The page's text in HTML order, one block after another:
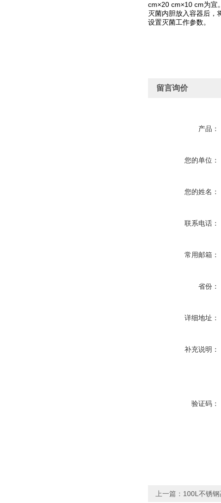
cm×20 cm×10 cm为宜
灭菌内胆放入容器后，
设置灭菌工作参数。
留言询价
产品：
您的单位：
您的姓名：
联系电话：
常用邮箱：
省份：
详细地址：
补充说明：
验证码：
上一篇： 100L不锈